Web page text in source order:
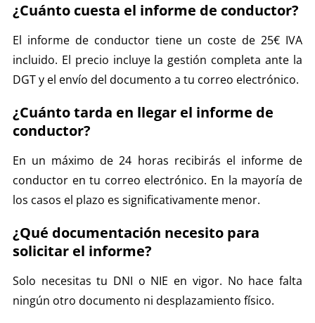
¿Cuánto cuesta el informe de conductor?
El informe de conductor tiene un coste de 25€ IVA
incluido. El precio incluye la gestión completa ante la
DGT y el envío del documento a tu correo electrónico.
¿Cuánto tarda en llegar el informe de
conductor?
En un máximo de 24 horas recibirás el informe de
conductor en tu correo electrónico. En la mayoría de
los casos el plazo es significativamente menor.
¿Qué documentación necesito para
solicitar el informe?
Solo necesitas tu DNI o NIE en vigor. No hace falta
ningún otro documento ni desplazamiento físico.